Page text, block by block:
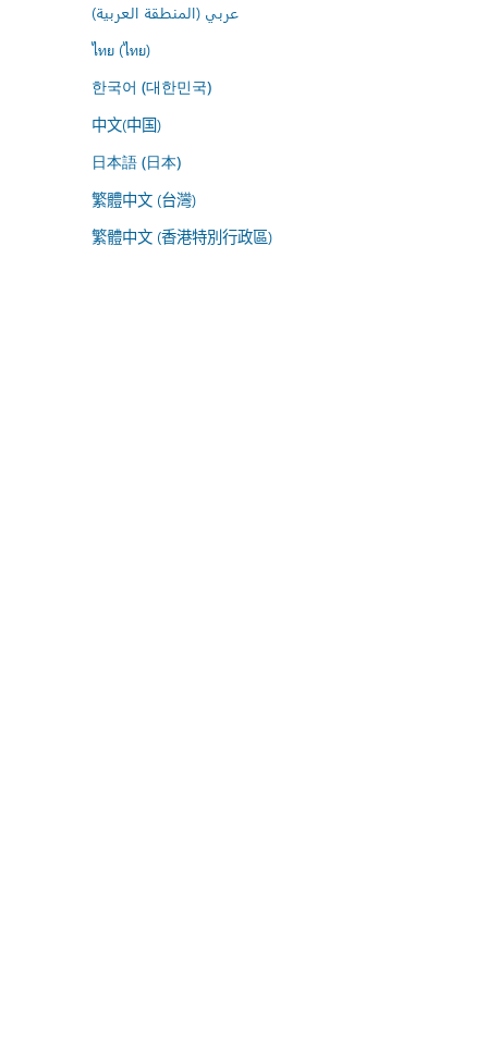
عربي (المنطقة العربية)
ไทย (ไทย)
한국어 (대한민국)
中文(中国)
日本語 (日本)
繁體中文 (台灣)
繁體中文 (香港特別行政區)